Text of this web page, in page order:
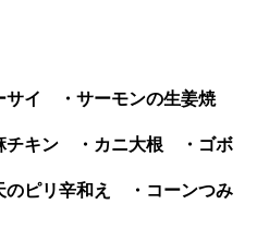
サイ ・サーモンの生姜焼
チキン ・カニ大根 ・ゴボ
のピリ辛和え ・コーンつみ